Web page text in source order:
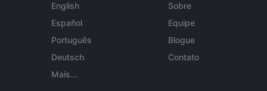
English
Español
Português
Deutsch
Mais...
Sobre
Equipe
Blogue
Contato